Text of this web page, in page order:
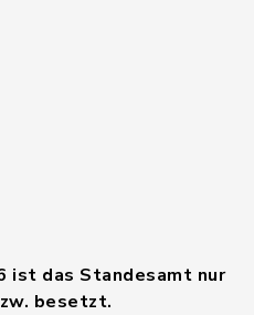
ist das Standesamt nur
besetzt.